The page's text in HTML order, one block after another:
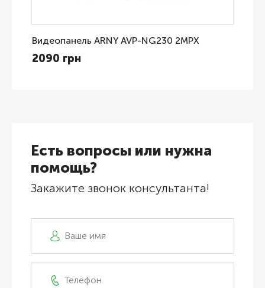
Видеопанель ARNY AVP-NG230 2MPX
2090 грн
Есть вопросы или нужна
помощь?
Закажите звонок консультанта!